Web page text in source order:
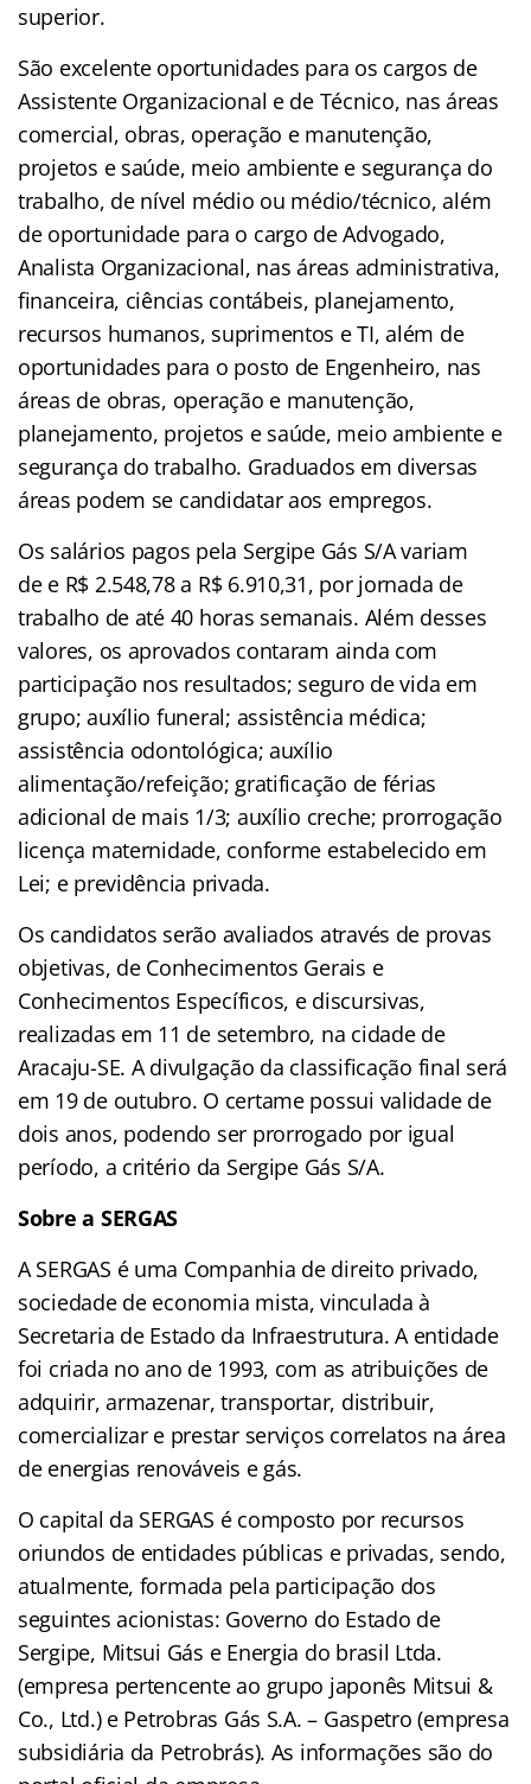
superior.
São excelente oportunidades para os cargos de
Assistente Organizacional e de Técnico, nas áreas
comercial, obras, operação e manutenção,
projetos e saúde, meio ambiente e segurança do
trabalho, de nível médio ou médio/técnico, além
de oportunidade para o cargo de Advogado,
Analista Organizacional, nas áreas administrativa,
financeira, ciências contábeis, planejamento,
recursos humanos, suprimentos e TI, além de
oportunidades para o posto de Engenheiro, nas
áreas de obras, operação e manutenção,
planejamento, projetos e saúde, meio ambiente e
segurança do trabalho. Graduados em diversas
áreas podem se candidatar aos empregos.
Os salários pagos pela Sergipe Gás S/A variam
de e R$ 2.548,78 a R$ 6.910,31, por jornada de
trabalho de até 40 horas semanais. Além desses
valores, os aprovados contaram ainda com
participação nos resultados; seguro de vida em
grupo; auxílio funeral; assistência médica;
assistência odontológica; auxílio
alimentação/refeição; gratificação de férias
adicional de mais 1/3; auxílio creche; prorrogação
licença maternidade, conforme estabelecido em
Lei; e previdência privada.
Os candidatos serão avaliados através de provas
objetivas, de Conhecimentos Gerais e
Conhecimentos Específicos, e discursivas,
realizadas em 11 de setembro, na cidade de
Aracaju-SE. A divulgação da classificação final será
em 19 de outubro. O certame possui validade de
dois anos, podendo ser prorrogado por igual
período, a critério da Sergipe Gás S/A.
Sobre a SERGAS
A SERGAS é uma Companhia de direito privado,
sociedade de economia mista, vinculada à
Secretaria de Estado da Infraestrutura. A entidade
foi criada no ano de 1993, com as atribuições de
adquirir, armazenar, transportar, distribuir,
comercializar e prestar serviços correlatos na área
de energias renováveis e gás.
O capital da SERGAS é composto por recursos
oriundos de entidades públicas e privadas, sendo,
atualmente, formada pela participação dos
seguintes acionistas: Governo do Estado de
Sergipe, Mitsui Gás e Energia do brasil Ltda.
(empresa pertencente ao grupo japonês Mitsui &
Co., Ltd.) e Petrobras Gás S.A. – Gaspetro (empresa
subsidiária da Petrobrás). As informações são do